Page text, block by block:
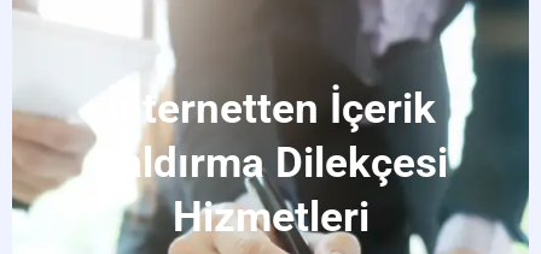
İnternetten İçerik
Kaldırma Dilekçesi
Hizmetleri